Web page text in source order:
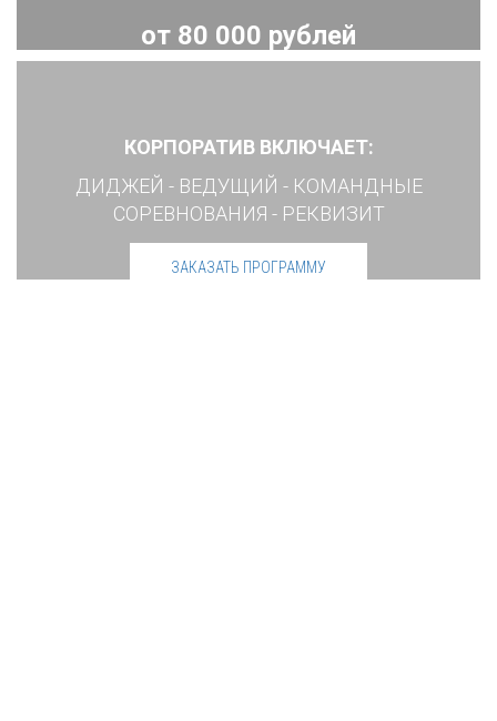
от 80 000 рублей
КОРПОРАТИВ ВКЛЮЧАЕТ:
ДИДЖЕЙ - ВЕДУЩИЙ - КОМАНДНЫЕ
СОРЕВНОВАНИЯ - РЕКВИЗИТ
ЗАКАЗАТЬ ПРОГРАММУ